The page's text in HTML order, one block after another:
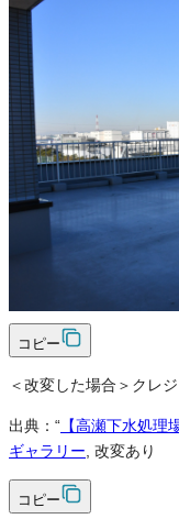
営利利用
改変
可
クレジット表記
必須
クレジット表記例
コピー
＜改変した場合＞クレ
出典：“ 【高瀬下水処理
ギャラリー , 改変あり
コピー